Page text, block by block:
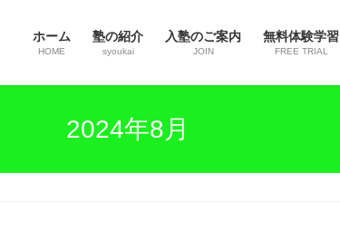
ホーム
HOME
塾の紹介
syoukai
入塾のご案内
JOIN
無料体験学習
FREE TRIAL
2024年8月